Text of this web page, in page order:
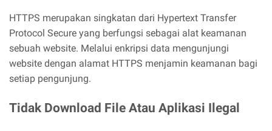
HTTPS merupakan singkatan dari Hypertext Transfer
Protocol Secure yang berfungsi sebagai alat keamanan
sebuah website. Melalui enkripsi data mengunjungi
website dengan alamat HTTPS menjamin keamanan bagi
setiap pengunjung.
Tidak Download File Atau Aplikasi Ilegal